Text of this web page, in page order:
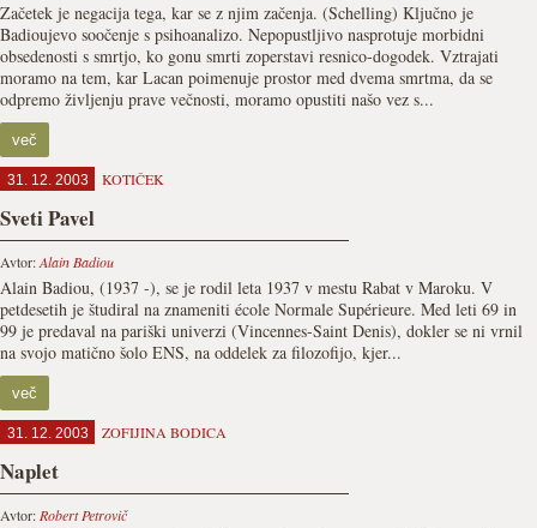
Začetek je negacija tega, kar se z njim začenja. (Schelling) Ključno je
Badioujevo soočenje s psihoanalizo. Nepopustljivo nasprotuje morbidni
obsedenosti s smrtjo, ko gonu smrti zoperstavi resnico-dogodek. Vztrajati
moramo na tem, kar Lacan poimenuje prostor med dvema smrtma, da se
odpremo življenju prave večnosti, moramo opustiti našo vez s...
več
31. 12. 2003 KOTIČEK
Sveti Pavel
Avtor:Alain Badiou
Alain Badiou, (1937 -), se je rodil leta 1937 v mestu Rabat v Maroku. V
petdesetih je študiral na znameniti école Normale Supérieure. Med leti 69 in
99 je predaval na pariški univerzi (Vincennes-Saint Denis), dokler se ni vrnil
na svojo matično šolo ENS, na oddelek za filozofijo, kjer...
več
31. 12. 2003 ZOFIJINA BODICA
Naplet
Avtor: Robert Petrovič